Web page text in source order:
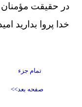
در حقيقت مؤمنان
خدا پروا بداريد
تمام جزء
صفحه بعد>>